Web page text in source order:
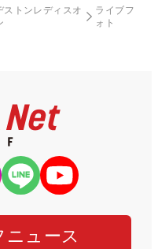
ストンレディスオ
ライブフ
ォト
ニュース